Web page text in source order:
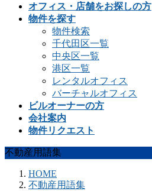
オフィス・店舗をお探しの方
物件を探す
物件検索
千代田区一覧
中央区一覧
港区一覧
レンタルオフィス
バーチャルオフィス
ビルオーナーの方
会社案内
物件リクエスト
不動産用語集
HOME
不動産用語集